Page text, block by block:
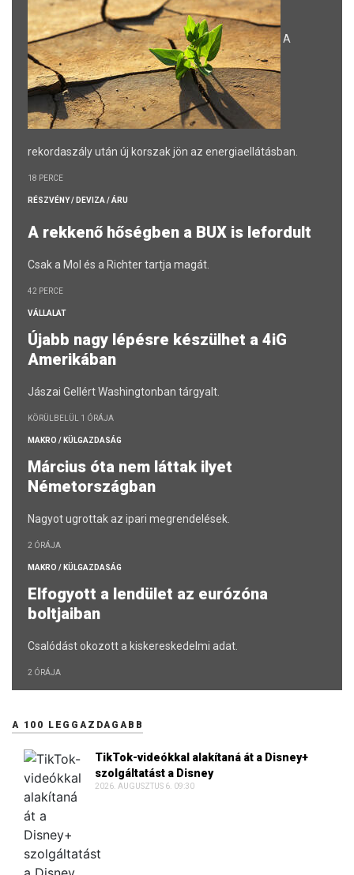
A
rekordaszály után új korszak jön az energiaellátásban.
18 PERCE
RÉSZVÉNY / DEVIZA / ÁRU
A rekkenő hőségben a BUX is lefordult
Csak a Mol és a Richter tartja magát.
42 PERCE
VÁLLALAT
Újabb nagy lépésre készülhet a 4iG
Amerikában
Jászai Gellért Washingtonban tárgyalt.
KÖRÜLBELÜL 1 ÓRÁJA
MAKRO / KÜLGAZDASÁG
Március óta nem láttak ilyet
Németországban
Nagyot ugrottak az ipari megrendelések.
2 ÓRÁJA
MAKRO / KÜLGAZDASÁG
Elfogyott a lendület az eurózóna
boltjaiban
Csalódást okozott a kiskereskedelmi adat.
2 ÓRÁJA
A 100 LEGGAZDAGABB
TikTok-videókkal alakítaná át a Disney+
szolgáltatást a Disney
2026. AUGUSZTUS 6. 09:30